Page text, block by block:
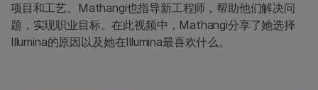
项目和工艺。Mathangi也指导新工程师，帮助他们解决问
题，实现职业目标。在此视频中，Mathangi分享了她选择
Illumina的原因以及她在Illumina最喜欢什么。